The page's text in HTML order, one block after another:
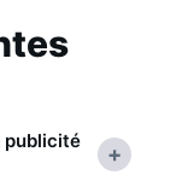
publicité
+